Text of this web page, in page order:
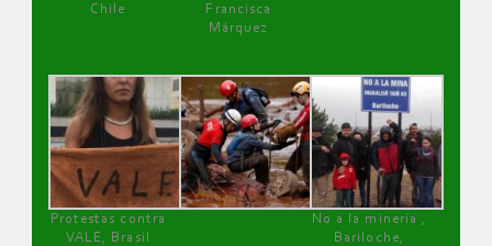
Chile
Francisca
Márquez
Protestas contra
VALE, Brasil
No a la minería ,
Bariloche,